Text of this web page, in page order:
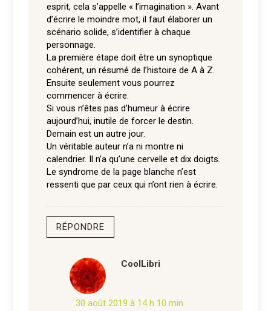
esprit, cela s’appelle « l’imagination ». Avant
d’écrire le moindre mot, il faut élaborer un
scénario solide, s’identifier à chaque
personnage.
La première étape doit être un synoptique
cohérent, un résumé de l’histoire de A à Z.
Ensuite seulement vous pourrez
commencer à écrire.
Si vous n’êtes pas d’humeur à écrire
aujourd’hui, inutile de forcer le destin.
Demain est un autre jour.
Un véritable auteur n’a ni montre ni
calendrier. Il n’a qu’une cervelle et dix doigts.
Le syndrome de la page blanche n’est
ressenti que par ceux qui n’ont rien à écrire.
RÉPONDRE
CoolLibri
30 août 2019 à 14 h 10 min